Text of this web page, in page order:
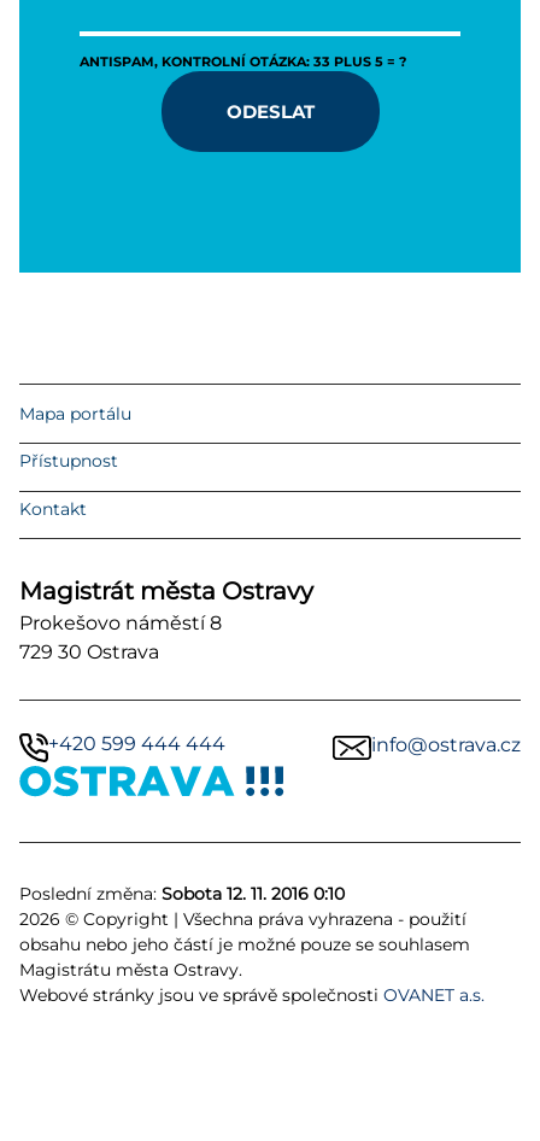
ANTISPAM, KONTROLNÍ OTÁZKA: 33 PLUS 5 = ?
ODESLAT
Mapa portálu
Přístupnost
Kontakt
Magistrát města Ostravy
Prokešovo náměstí 8
729 30 Ostrava
+420 599 444 444 info@ostrava.cz
Poslední změna: Sobota 12. 11. 2016 0:10
2026 © Copyright | Všechna práva vyhrazena - použití
obsahu nebo jeho částí je možné pouze se souhlasem
Magistrátu města Ostravy.
Webové stránky jsou ve správě společnosti OVANET a.s.